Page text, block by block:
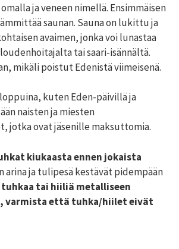
ja veneen nimellä. Ensimmäisen
saunan. Sauna on lukittu ja
avaimen, jonka voi lunastaa
tai saari-isännältä.
mikäli poistut Edenistä viimeisenä.
kuten Eden-päivillä ja
naisten ja miesten
jotka ovat jäsenille maksuttomia.
kiukaasta ennen jokaista
arina ja tulipesä kestävät pidempään
tai hiiliä metalliseen
varmista että tuhka/hiilet eivät